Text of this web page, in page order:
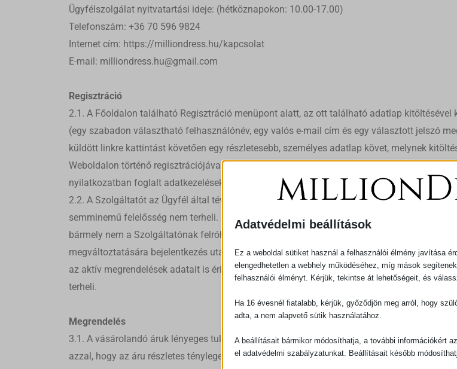
Ügyfélszolgálat nyitvatartási ideje: (hétköznapokon: 10.00-17.00)
Telefonszám: +36 70 596 9824
Internet cím: https://milliondress.hu/kapcsolat
E-mail: milliondress.hu@gmail.com
Regisztráció
2.1. A Főoldalon található Regisztráció menüpont alatt, az ott található adatlap
(egy szabadon választható felhasználónév, egy valós e-mail cím és egy választott jelszó
küldött linkre kattintást követően egy részletesebb, személyes adatlap követ, melynek
Weboldalon történő regisztrációjával kijelenti, hogy jelen ÁSZF, és a Weboldalon közzétett
nyilatkozatban foglalt adatkezelésekhez hozzájárul.
2.2. A Szolgáltatót az Ügyfél által tévesen és/vagy pontatlanul megadott adatokra
semminemű felelősség nem terheli. A Szolgáltatót nem terheli felelősség az abból adódó
bármely nem a Szolgáltatónak felróható okból hozzáférhetővé válik. A Szolgáltató
megváltoztatására bejelentkezés után, a Személyes beállítások linkre kattintást követően
az aktív megrendelések adatait is érintheti. Szolgáltatót a regisztrált adatok ügyfél által
terheli.
Megrendelés
3.1. A vásárolandó áruk lényeges tulajdonságait, jellemzőit, az áruk használatára
azzal, hogy az áru részletes tényleges tulajdonságait a termékhez mellékelésre kerülő
Adatvédelmi beállítások
Ez a weboldal sütiket használ a felhasználói élmény javítása
elengedhetetlen a webhely működéséhez, míg mások
felhasználói élményt. Kérjük, tekintse át lehetőségeit, és
Ha 16 évesnél fiatalabb, kérjük, győződjön meg arról, hogy
adta, a nem alapvető sütik használatához.
A beállításait bármikor módosíthatja, a további információkért
el adatvédelmi szabályzatunkat. Beállításait később